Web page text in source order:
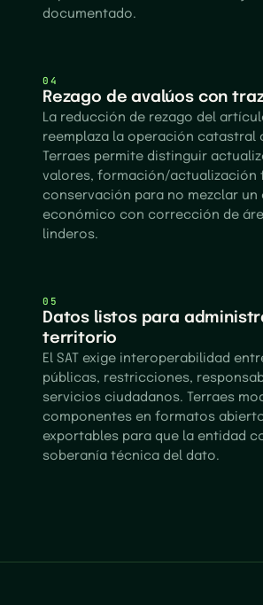
documentado.
04
Rezago de avalúos con
La reducción de rezago del
reemplaza la operación catastral
Terraes permite distinguir
valores, formación/actualización
conservación para no mezclar un
económico con corrección de
linderos.
05
Datos listos para
territorio
El SAT exige interoperabilidad
públicas, restricciones,
servicios ciudadanos. Terraes
componentes en formatos
exportables para que la entidad
soberanía técnica del dato.